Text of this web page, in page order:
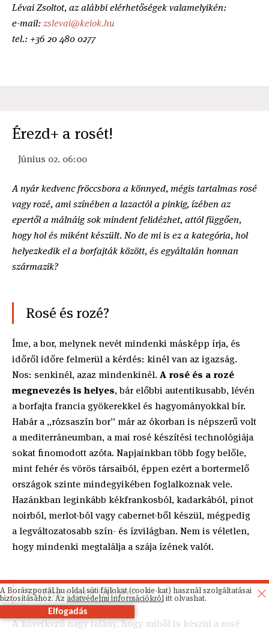
Lévai Zsoltot, az alábbi elérhetőségek valamelyikén:
e-mail:zslevai@keiok.hu
tel.: +36 20 480 0277
Érezd+ a rosét!
Június 02. 06:00
A nyár kedvenc fröccsbora a könnyed, mégis tartalmas rosé
vagy rozé, ami színében a lazactól a pinkig, ízében az
epertől a málnáig sok mindent felidézhet, attól függően,
hogy hol és miként készült. No de mi is ez a kategória, hol
helyezkedik el a borfajták között, és egyáltalán honnan
származik?
Rosé és rozé?
Íme, a bor, melynek nevét mindenki másképp írja, és
időről időre felmerül a kérdés: kinél van az igazság.
Nos: senkinél, azaz mindenkinél. A rosé és a rozé
megnevezés is helyes, bár előbbi autentikusabb, lévén
a borfajta francia gyökerekkel és hagyományokkal bír.
Habár a „rózsaszín bor” már az ókorban is népszerű volt
a mediterráneumban, a mai rosé készítési technológiája
sokat finomodott azóta. Napjainkban több fogy belőle,
mint fehér és vörös társaiból, éppen ezért a bortermelő
országok szinte mindegyikében foglalkoznak vele.
Hazánkban leginkább kékfrankosból, kadarkából, pinot
noirból, merlot-ból vagy cabernet-ből készül, mégpedig
a legváltozatosabb szín- és ízvilágban. Nem is véletlen,
hogy mindenki megtalálja a szája ízének valót.
Vörös vagy fehér?
A következő nagy talány, hogy miből is készül a rosé
A Borászportál.hu oldal süti fájlokat (cookie-kat) használ szolgáltatásai
biztosításához. Az adatvédelmi információkrólitt olvashat.
Elfogadás